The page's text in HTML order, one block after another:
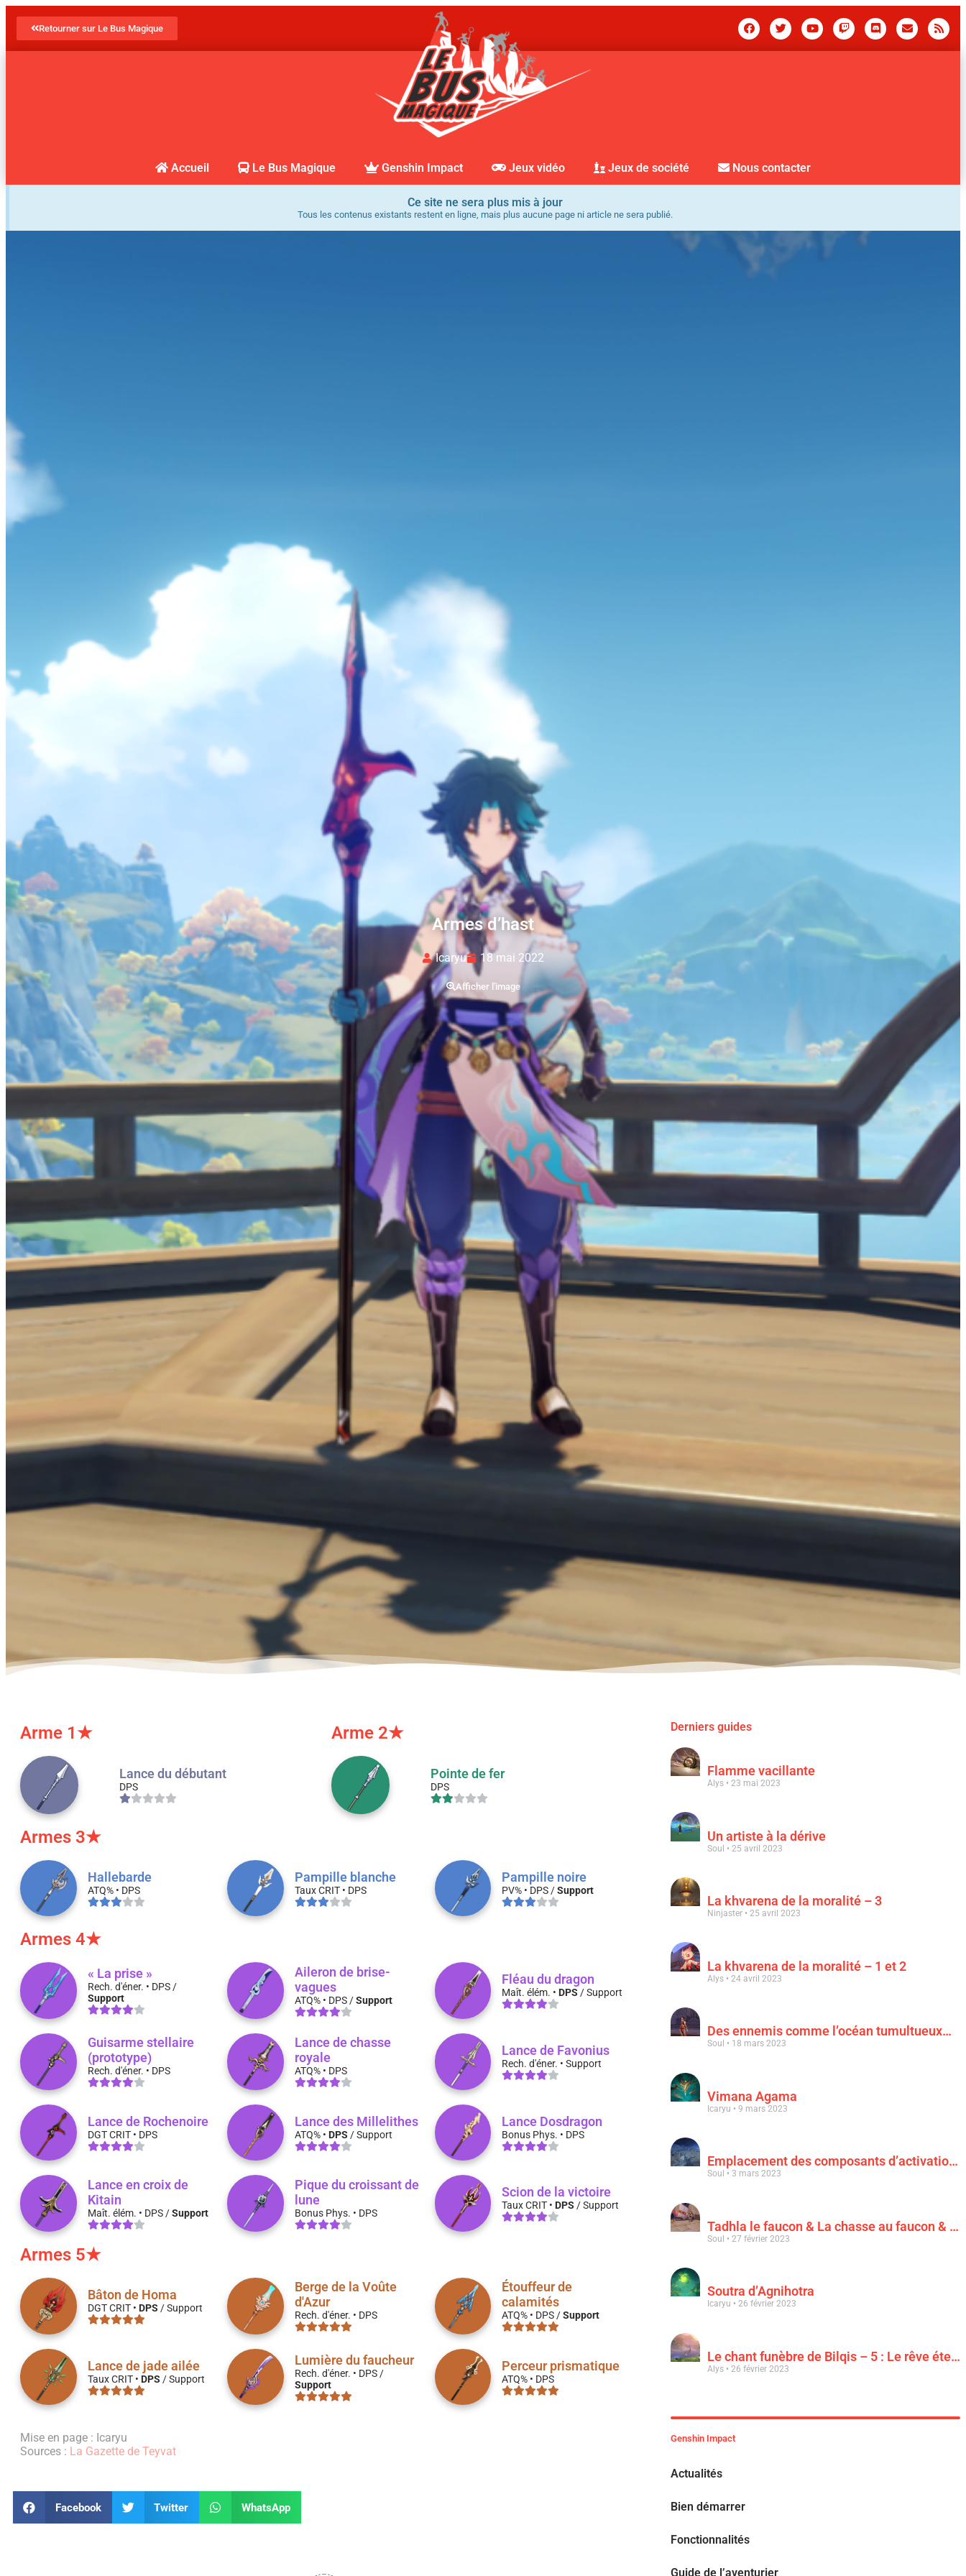
Retourner sur Le Bus Magique
Accueil Le Bus Magique Genshin Impact Jeux vidéo Jeux de société Nous contacter
Ce site ne sera plus mis à jour
Tous les contenus existants restent en ligne, mais plus aucune page ni article ne sera publié.
Armes d’hast
Icaryu 18 mai 2022
Afficher l'image
Arme 1★
Lance du débutant
DPS
Arme 2★
Pointe de fer
DPS
Armes 3★
Hallebarde
ATQ% • DPS
Pampille blanche
Taux CRIT • DPS
Pampille noire
PV% • DPS /Support
Armes 4★
« La prise »
Rech. d'éner. • DPS /
Support
Aileron de brise-
vagues
ATQ% • DPS /Support
Fléau du dragon
Maît. élém. •DPS / Support
Guisarme stellaire
(prototype)
Rech. d'éner. • DPS
Lance de chasse
royale
ATQ% • DPS
Lance de Favonius
Rech. d'éner. • Support
Lance de Rochenoire
DGT CRIT • DPS
Lance des Millelithes
ATQ% •DPS / Support
Lance Dosdragon
Bonus Phys. • DPS
Lance en croix de
Kitain
Maît. élém. • DPS /Support
Pique du croissant de
lune
Bonus Phys. • DPS
Scion de la victoire
Taux CRIT •DPS / Support
Armes 5★
Bâton de Homa
DGT CRIT • DPS / Support
Berge de la Voûte
d'Azur
Rech. d'éner. • DPS
Étouffeur de
calamités
ATQ% • DPS /Support
Lance de jade ailée
Taux CRIT • DPS / Support
Lumière du faucheur
Rech. d'éner. • DPS /
Support
Perceur prismatique
ATQ% • DPS
Mise en page : Icaryu
Sources : La Gazette de Teyvat
Facebook Twitter WhatsApp
Derniers guides
Flamme vacillante
Alys 23 mai 2023
Un artiste à la dérive
Soul 25 avril 2023
La khvarena de la moralité – 3
Ninjaster 25 avril 2023
La khvarena de la moralité – 1 et 2
Alys 24 avril 2023
Des ennemis comme l’océan tumultueux…
Soul 18 mars 2023
Vimana Agama
Icaryu 9 mars 2023
Emplacement des composants d’activation & « Au clair de la lune rouge sang »
Soul 3 mars 2023
Tadhla le faucon & La chasse au faucon & Le faucon déchu
Soul 27 février 2023
Soutra d’Agnihotra
Icaryu 26 février 2023
Le chant funèbre de Bilqis – 5 : Le rêve éternel d’une luxuriance épanouie
Alys 26 février 2023
Genshin Impact
Actualités
Bien démarrer
Fonctionnalités
Guide de l’aventurier